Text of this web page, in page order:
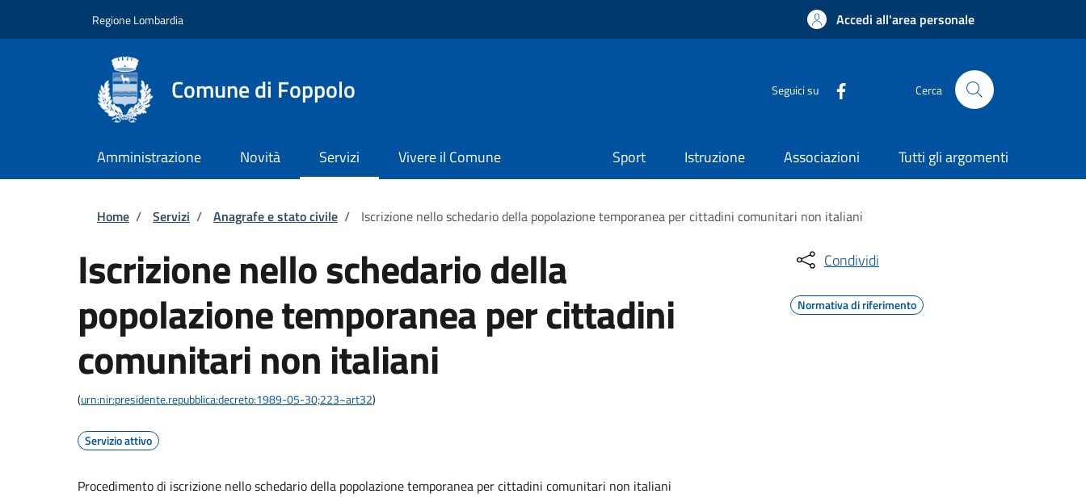
Regione Lombardia Accedi all'area personale
Comune di Foppolo Seguici su Cerca
Amministrazione Novità Servizi Vivere il Comune Sport Istruzione Associazioni Tutti gli argomenti
Briciole di pane
Home / Servizi / Anagrafe e stato civile / Iscrizione nello schedario della popolazione temporanea per cittadini comunitari non italiani
Iscrizione nello schedario della
popolazione temporanea per cittadini
comunitari non italiani
(urn:nir:presidente.repubblica:decreto:1989-05-30;223~art32)
Servizio attivo
Procedimento di iscrizione nello schedario della popolazione temporanea per cittadini comunitari non italiani
Condividi
Normativa di riferimento